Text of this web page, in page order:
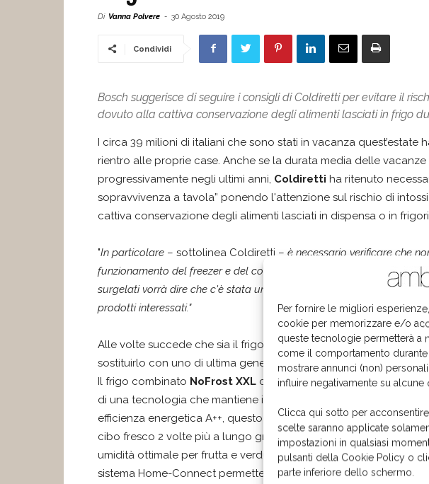
Per fornire le migliori
cookie per memorizzare e/o
queste tecnologie permetterà a
come il comportamento
mostrare annunci (non)
influire negativamente su alcune
Clicca qui sotto per
scelte saranno applicate
impostazioni in qualsiasi
pulsanti della Cookie Policy o
parte inferiore dello schermo.
Di Vanna Polvere - 30 Agosto 2019
Condividi
Bosch suggerisce di seguire i consigli di Coldiretti per evitare il
dovuto alla cattiva conservazione degli alimenti lasciati in frigo
I circa 39 milioni di italiani che sono stati in vacanza quest’estate
rientro alle proprie case. Anche se la durata media delle
progressivamente negli ultimi anni, Coldiretti ha ritenuto
sopravvivenza a tavola” ponendo l'attenzione sul rischio di
cattiva conservazione degli alimenti lasciati in dispensa o in
"In particolare – sottolinea Coldiretti – è necessario verificare che
funzionamento del freezer e del congelatore: se si nota la presenza
surgelati vorrà dire che c'è stata un'interruzione del freddo ed è
prodotti interessati."
Alle volte succede che sia il frigorifero stesso a non funzionare
sostituirlo con uno di ultima generazione, che garantisca
Il frigo combinato NoFrost XXL conVitaFresh plusdiBosch,
di una tecnologia che mantiene il cibo fresco e ricco di vitamine
efficienza energetica A++, questo grande elettrodomestico dalla
cibo fresco 2 volte più a lungo grazie a temperatura più bassa
umidità ottimale per frutta e verdura. La possibilità di integrare
sistema Home-Connect permette inoltre di controllare via app il